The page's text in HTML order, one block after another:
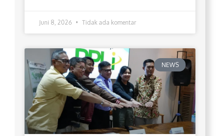
Juni 8, 2026 Tidak ada komentar
NEWS